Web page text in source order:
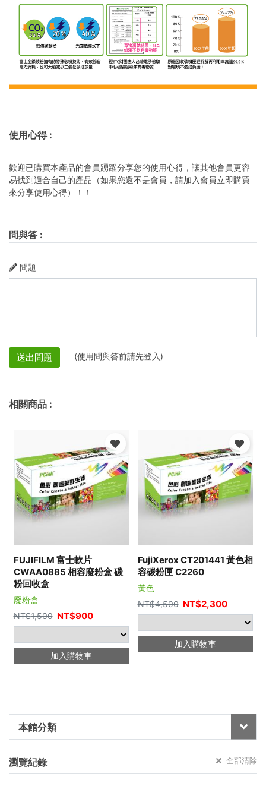
本館分類
瀏覽紀錄 全部清除
使用心得:
歡迎已購買本產品的會員踴躍分享您的使用心得，讓其他會員更容
易找到適合自己的產品（如果您還不是會員，請加入會員立即購買
來分享使用心得）！！
問與答 :
問題
送出問題 (使用問與答前請先登入)
相關商品 :
FUJIFILM 富士軟片
CWAA0885 相容廢粉盒 碳
粉回收盒
廢粉盒
NT$1,500 NT$900
加入購物車
FujiXerox CT201441 黃色相
容碳粉匣 C2260
黃色
NT$4,500 NT$2,300
加入購物車